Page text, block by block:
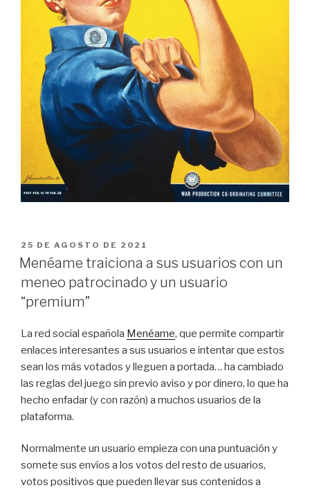
PUBLICADO
EL
25 DE AGOSTO DE 2021
Menéame traiciona a sus usuarios con un
meneo patrocinado y un usuario
“premium”
La red social española Menéame, que permite compartir
enlaces interesantes a sus usuarios e intentar que estos
sean los más votados y lleguen a portada… ha cambiado
las reglas del juego sin previo aviso y por dinero, lo que ha
hecho enfadar (y con razón) a muchos usuarios de la
plataforma.
Normalmente un usuario empieza con una puntuación y
somete sus envíos a los votos del resto de usuarios,
votos positivos que pueden llevar sus contenidos a